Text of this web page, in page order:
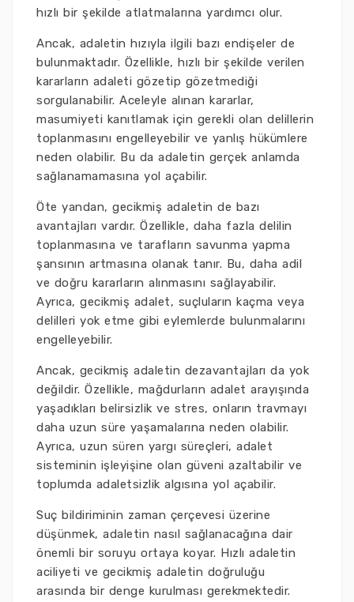
hızlı bir şekilde atlatmalarına yardımcı olur.
Ancak, adaletin hızıyla ilgili bazı endişeler de
bulunmaktadır. Özellikle, hızlı bir şekilde verilen
kararların adaleti gözetip gözetmediği
sorgulanabilir. Aceleyle alınan kararlar,
masumiyeti kanıtlamak için gerekli olan delillerin
toplanmasını engelleyebilir ve yanlış hükümlere
neden olabilir. Bu da adaletin gerçek anlamda
sağlanamamasına yol açabilir.
Öte yandan, gecikmiş adaletin de bazı
avantajları vardır. Özellikle, daha fazla delilin
toplanmasına ve tarafların savunma yapma
şansının artmasına olanak tanır. Bu, daha adil
ve doğru kararların alınmasını sağlayabilir.
Ayrıca, gecikmiş adalet, suçluların kaçma veya
delilleri yok etme gibi eylemlerde bulunmalarını
engelleyebilir.
Ancak, gecikmiş adaletin dezavantajları da yok
değildir. Özellikle, mağdurların adalet arayışında
yaşadıkları belirsizlik ve stres, onların travmayı
daha uzun süre yaşamalarına neden olabilir.
Ayrıca, uzun süren yargı süreçleri, adalet
sisteminin işleyişine olan güveni azaltabilir ve
toplumda adaletsizlik algısına yol açabilir.
Suç bildiriminin zaman çerçevesi üzerine
düşünmek, adaletin nasıl sağlanacağına dair
önemli bir soruyu ortaya koyar. Hızlı adaletin
aciliyeti ve gecikmiş adaletin doğruluğu
arasında bir denge kurulması gerekmektedir.